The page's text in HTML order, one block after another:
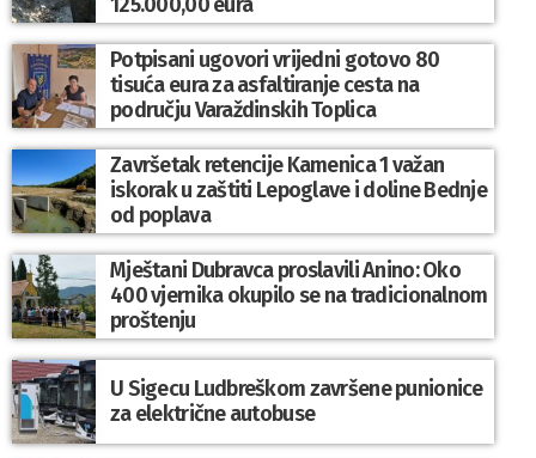
Potpisani ugovori vrijedni gotovo 80
tisuća eura za asfaltiranje cesta na
području Varaždinskih Toplica
Završetak retencije Kamenica 1 važan
iskorak u zaštiti Lepoglave i doline Bednje
od poplava
Mještani Dubravca proslavili Anino: Oko
400 vjernika okupilo se na tradicionalnom
proštenju
U Sigecu Ludbreškom završene punionice
za električne autobuse